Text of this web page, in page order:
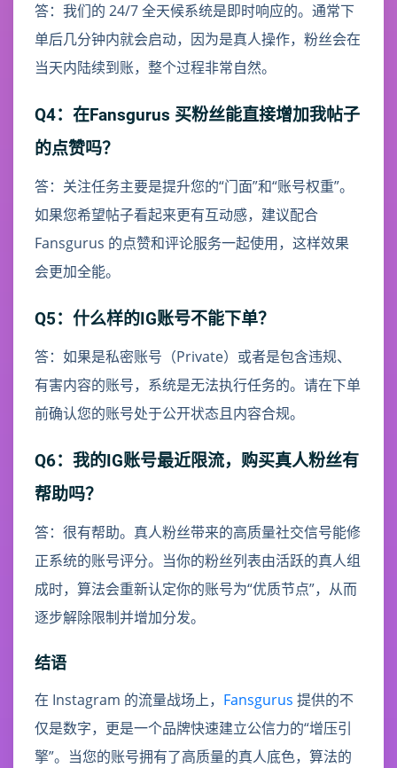
答：我们的 24/7 全天候系统是即时响应的。通常下
单后几分钟内就会启动，因为是真人操作，粉丝会在
当天内陆续到账，整个过程非常自然。
Q4：在Fansgurus 买粉丝能直接增加我帖子
的点赞吗？
答：关注任务主要是提升您的“门面”和“账号权重”。
如果您希望帖子看起来更有互动感，建议配合
Fansgurus 的点赞和评论服务一起使用，这样效果
会更加全能。
Q5：什么样的IG账号不能下单？
答：如果是私密账号（Private）或者是包含违规、
有害内容的账号，系统是无法执行任务的。请在下单
前确认您的账号处于公开状态且内容合规。
Q6：我的IG账号最近限流，购买真人粉丝有
帮助吗？
答：很有帮助。真人粉丝带来的高质量社交信号能修
正系统的账号评分。当你的粉丝列表由活跃的真人组
成时，算法会重新认定你的账号为“优质节点”，从而
逐步解除限制并增加分发。
结语
在 Instagram 的流量战场上， Fansgurus 提供的不
仅是数字，更是一个品牌快速建立公信力的“增压引
擎”。当您的账号拥有了高质量的真人底色，算法的